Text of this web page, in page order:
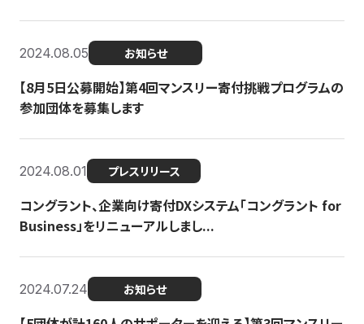
2024.08.05 お知らせ
【8月5日公募開始】第4回マンスリー寄付挑戦プログラムの
参加団体を募集します
2024.08.01 プレスリリース
コングラント、企業向け寄付DXシステム「コングラント for
Business」をリニューアルしまし...
2024.07.24 お知らせ